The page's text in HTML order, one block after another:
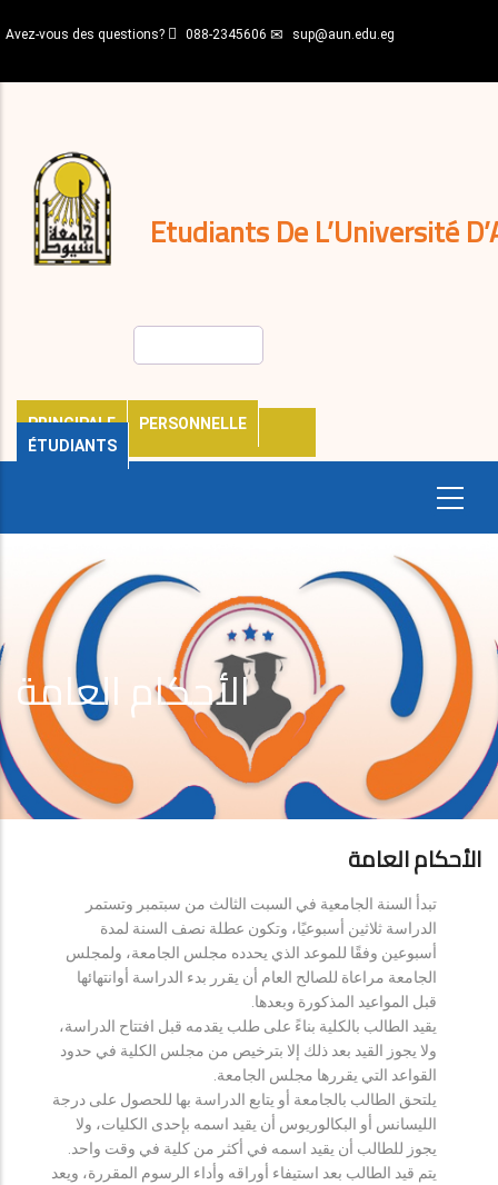
au
principal
Avez-vous des questions? 088-2345606 sup@aun.edu.eg
Etudiants De L’Université
PRINCIPALE
PERSONNELLE
ÉTUDIANTS
décisions
Expatriés
Journal
الأحكام العامة
الأحكام العامة
تبدأ السنة الجامعية في السبت الثالث من سبتمبر وتستمر
الدراسة ثلاثين أسبوعيًا، وتكون عطلة نصف السنة لمدة
أسبوعين وفقًا للموعد الذي يحدده مجلس الجامعة، ولمجلس
الجامعة مراعاة للصالح العام أن يقرر بدء الدراسة أوانتهائها
قبل المواعيد المذكورة وبعدها.
يقيد الطالب بالكلية بناءً على طلب يقدمه قبل افتتاح الدراسة،
ولا يجوز القيد بعد ذلك إلا بترخيص من مجلس الكلية في حدود
القواعد التي يقررها مجلس الجامعة.
يلتحق الطالب بالجامعة أو يتابع الدراسة بها للحصول على درجة
الليسانس أو البكالوريوس أن يقيد اسمه بإحدى الكليات، ولا
يجوز للطالب أن يقيد اسمه في أكثر من كلية في وقت واحد.
يتم قيد الطالب بعد استيفاء أوراقه وأداء الرسوم المقررة، ويعد